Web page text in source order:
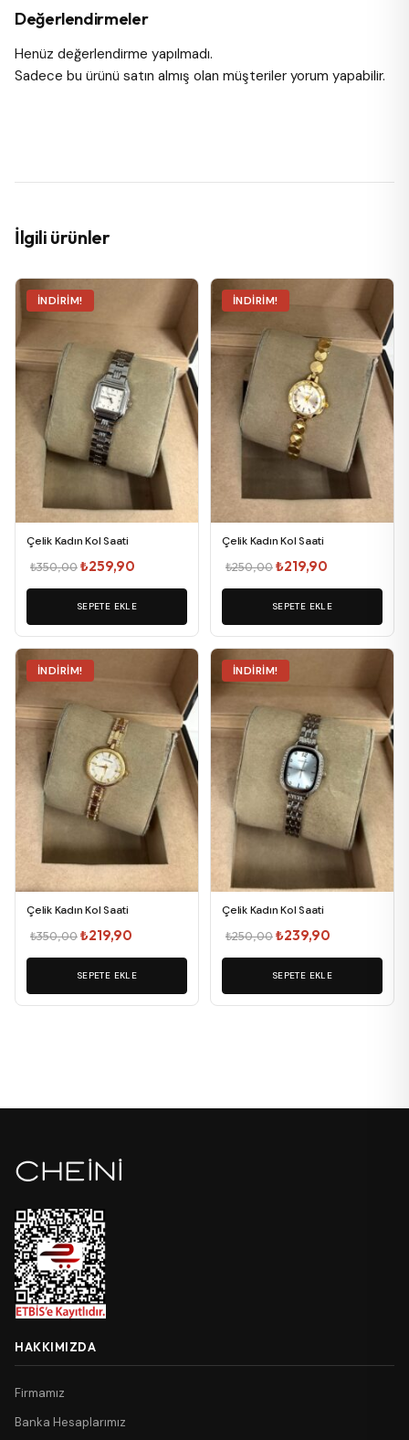
Değerlendirmeler
Henüz değerlendirme yapılmadı.
Sadece bu ürünü satın almış olan müşteriler yorum yapabilir.
İlgili ürünler
İNDIRIM!
Çelik Kadın Kol Saati
₺350,00Orijinal
fiyat:
₺350,00.
₺259,90
andaki
fiyat:
₺259,90.
SEPETE EKLE
İNDIRIM!
Çelik Kadın Kol Saati
₺250,00Orijinal
fiyat:
₺250,00.
₺219,90
andaki
fiyat:
₺219,90.
SEPETE EKLE
İNDIRIM!
Çelik Kadın Kol Saati
₺350,00Orijinal
fiyat:
₺350,00.
₺219,90
andaki
fiyat:
SEPETE EKLE
İNDIRIM!
Çelik Kadın Kol Saati
₺250,00Orijinal
fiyat:
₺250,00.
₺239,90
andaki
fiyat:
SEPETE EKLE
HAKKIMIZDA
Firmamız
Banka Hesaplarımız